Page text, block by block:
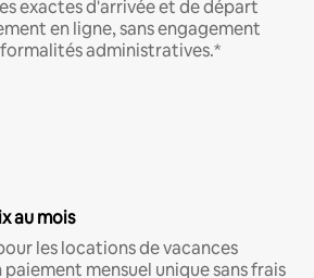
exactes d'arrivée et de départ
en ligne, sans engagement
administratives.*
au mois
les locations de vacances
mensuel unique sans frais